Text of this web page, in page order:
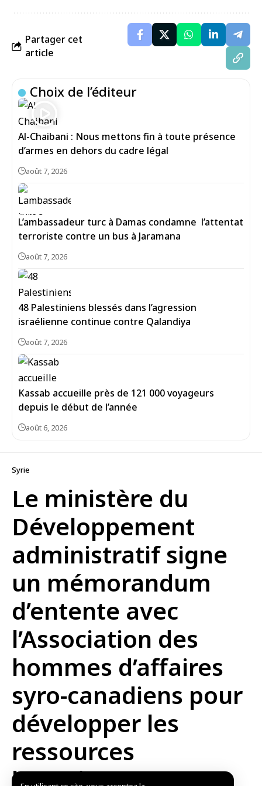
Partager cet
article
Choix de l’éditeur
Al-Chaibani : Nous mettons fin à toute présence
d’armes en dehors du cadre légal
août 7, 2026
L’ambassadeur turc à Damas condamne l’attentat
terroriste contre un bus à Jaramana
août 7, 2026
48 Palestiniens blessés dans l’agression
israélienne continue contre Qalandiya
août 7, 2026
Kassab accueille près de 121 000 voyageurs
depuis le début de l’année
août 6, 2026
Syrie
Le ministère du
Développement
administratif signe
un mémorandum
d’entente avec
l’Association des
hommes d’affaires
syro-canadiens pour
développer les
ressources
humaines